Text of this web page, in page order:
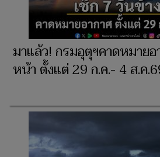
มาแล้ว! กรมอุตุฯคาดหมาย
หน้า ตั้งแต่ 29 ก.ค.- 4 ส.ค